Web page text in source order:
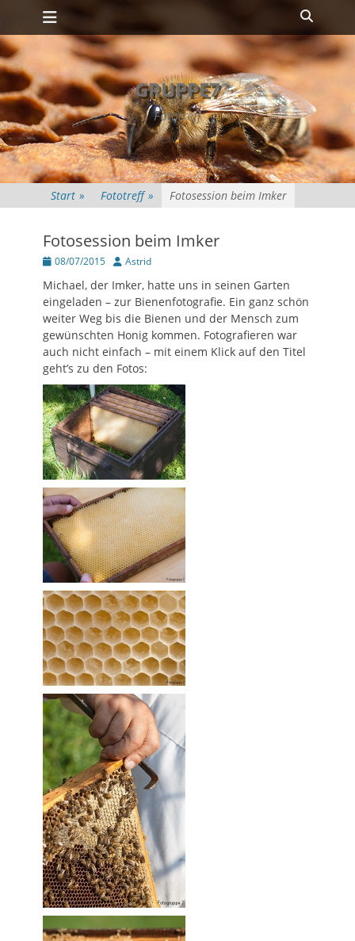
Zum
Inhalt
springen
Primäres Menü
GRUPPE7
Fototreff
Start » Fototreff » Fotosession beim Imker
Fotosession beim Imker
Posted
08/07/2015 AutorAstrid
Michael, der Imker, hatte uns in seinen Garten
eingeladen – zur Bienenfotografie. Ein ganz schön
weiter Weg bis die Bienen und der Mensch zum
gewünschten Honig kommen. Fotografieren war
auch nicht einfach – mit einem Klick auf den Titel
geht’s zu den Fotos: